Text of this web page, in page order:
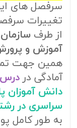
سرفصل های
تغییرات
از طرف
آموزش و
همین جهت
آمادگی در درس
دانش آموزان
سراسری در
به طور کامل